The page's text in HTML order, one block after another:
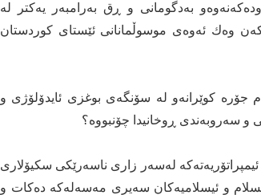
بەدگومانی و ڕق بەرامبەر یەکتر لە
وەك ئەوەی موسوڵمانانی ئێستای کوردستان
جۆرە کوێرانەو لە سۆنگەی بوغزی ئایدۆلۆژی و
و سەروبەندی ڕوخانیدا چۆنبووە؟
لەسەر زاری ناسەرێکی سکیۆلاری
و ئیسلامیەکان سەیری مەسەلەکە دەکات و